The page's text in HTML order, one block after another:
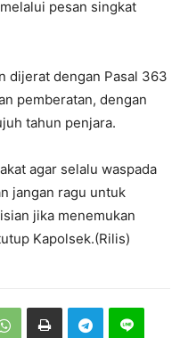
pesan singkat
dijerat dengan Pasal 363
pemberatan, dengan
tahun penjara.
agar selalu waspada
jangan ragu untuk
jika menemukan
Kapolsek.(Rilis)